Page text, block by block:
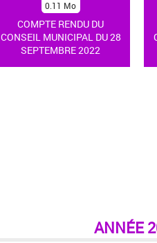
COMPTE RENDU DU
CONSEIL MUNICIPAL DU 28
SEPTEMBRE 2022
0.11 Mo
)
ANNÉE